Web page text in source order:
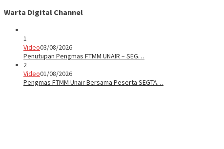
Warta Digital Channel
1
Video03/08/2026
Penutupan Pengmas FTMM UNAIR – SEG…
2
Video01/08/2026
Pengmas FTMM Unair Bersama Peserta SEGTA…